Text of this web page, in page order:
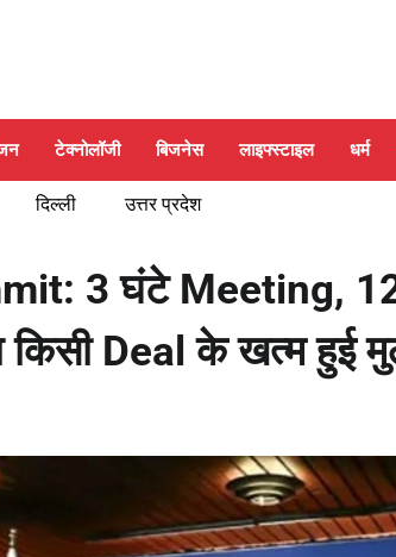
टेक्नोलॉजी बिजनेस लाइफ्स्टाइल धर्म
दिल्ली उत्तर प्रदेश
3 घंटे Meeting,
Deal के खत्म हुई